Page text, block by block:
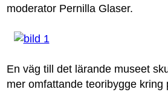
moderator Pernilla Glaser.
En väg till det lärande museet
mer omfattande teoribygge kring